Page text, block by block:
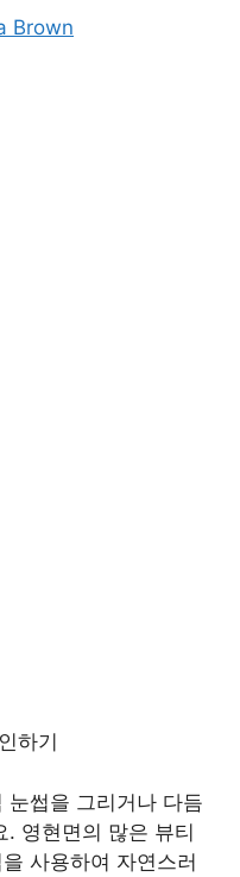
Brown
하기
눈썹을 그리거나 다듬
. 영현면의 많은 뷰티
사용하여 자연스러